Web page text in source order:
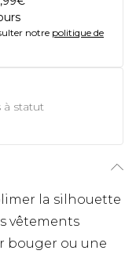
notre politique de
à statut
la silhouette
vêtements
bouger ou une